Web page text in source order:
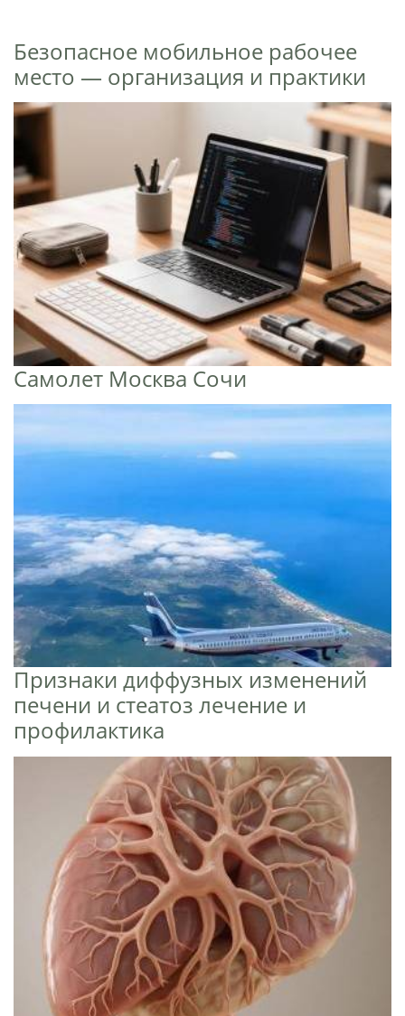
Безопасное мобильное рабочее
место — организация и практики
Самолет Москва Сочи
Признаки диффузных изменений
печени и стеатоз лечение и
профилактика